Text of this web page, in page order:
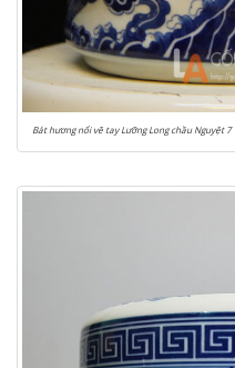
Bát hương nổi vẽ tay Lưỡng Long chầu Nguyệt 7